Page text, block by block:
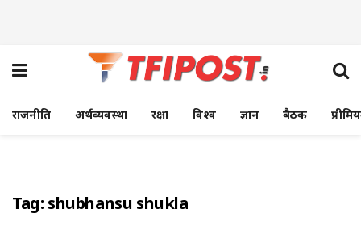
राजनीति अर्थव्यवस्था रक्षा विश्व ज्ञान बैठक
Tag: shubhansu shukla